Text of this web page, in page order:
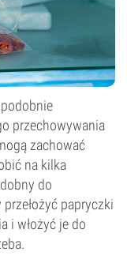
przechowywania
zachować
na kilka
do
papryczki
i włożyć je do